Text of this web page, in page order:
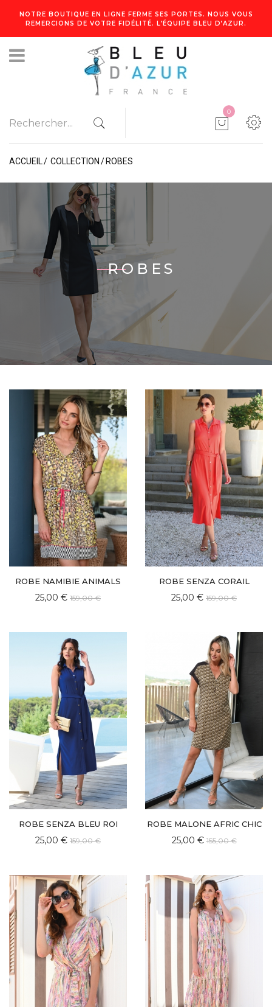
NOTRE BOUTIQUE EN LIGNE FERME SES PORTES. NOUS VOUS
REMERCIONS DE VOTRE FIDÉLITÉ. L’ÉQUIPE BLEU D’AZUR.
0
ACCUEIL COLLECTION ROBES
ROBES
ROBE NAMIBIE ANIMALS
25,00 € 159,00 €
ROBE SENZA CORAIL
25,00 € 159,00 €
ROBE SENZA BLEU ROI
25,00 € 159,00 €
ROBE MALONE AFRIC CHIC
25,00 € 155,00 €